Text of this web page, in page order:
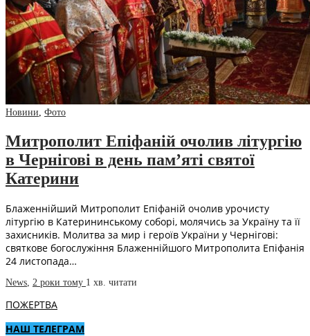
Новини, Фото
Митрополит Епіфаній очолив літургію
в Чернігові в день пам’яті святої
Катерини
Блаженнійший Митрополит Епіфаній очолив урочисту
літургію в Катерининському соборі, молячись за Україну та її
захисників. Молитва за мир і героїв України у Чернігові:
святкове богослужіння Блаженнійшого Митрополита Епіфанія
24 листопада…
News 2 роки тому 1 хв. читати
ПОЖЕРТВА
НАШ ТЕЛЕГРАМ